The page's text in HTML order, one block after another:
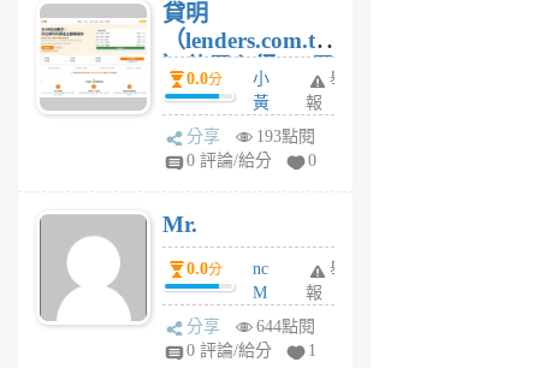
貸明
（lenders.com.tw
）使用心得 — 民
間貸款比較平台
體驗
0.0分
小
黃
蜂
1
舉
報
分享
193點閱
0 評論/給分
0
Mr.
0.0分
nc
M
U
F
舉
報
分享
644點閱
0 評論/給分
1